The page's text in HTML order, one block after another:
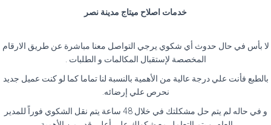
خدمات اصلاح ميتاج مدينة نصر
لا بأس في حال حدوث أي شكوي يرجي التواصل معنا مباشرة عن طريق الارقام
المخصصة لإستقبال المكالمات و الطلبات .
بالطبع فأنت علي درجة عالية من الأهمية بالنسبة لنا تماما كما لو كنت عميل جديد
نحرص علي إرضائه.
و في حاله لم يتم حل مشكلتك في خلال 48 ساعة يتم نقل الشكوي فوراً للمدير